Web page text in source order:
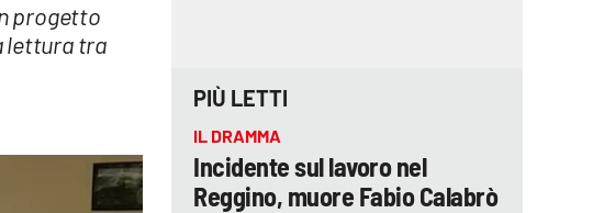
progetto
lettura tra
PIÙ LETTI
IL DRAMMA
Incidente sul lavoro nel
Reggino, muore Fabio Calabrò